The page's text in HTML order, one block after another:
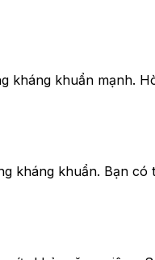
kháng khuẩn mạnh.
kháng khuẩn. Bạn có